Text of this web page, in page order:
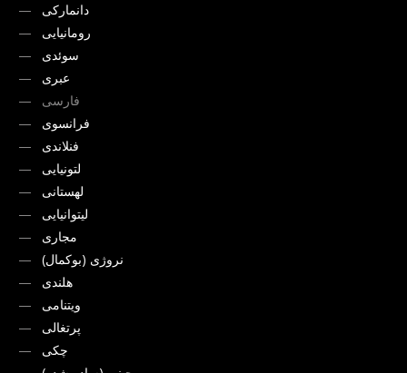
دانمارکی
رومانیایی
سوئدی
عبری
فارسی
فرانسوی
فنلاندی
لتونیایی
لهستانی
لیتوانیایی
مجاری
نروژی (بوکمال)
هلندی
ویتنامی
پرتغالی
چکی